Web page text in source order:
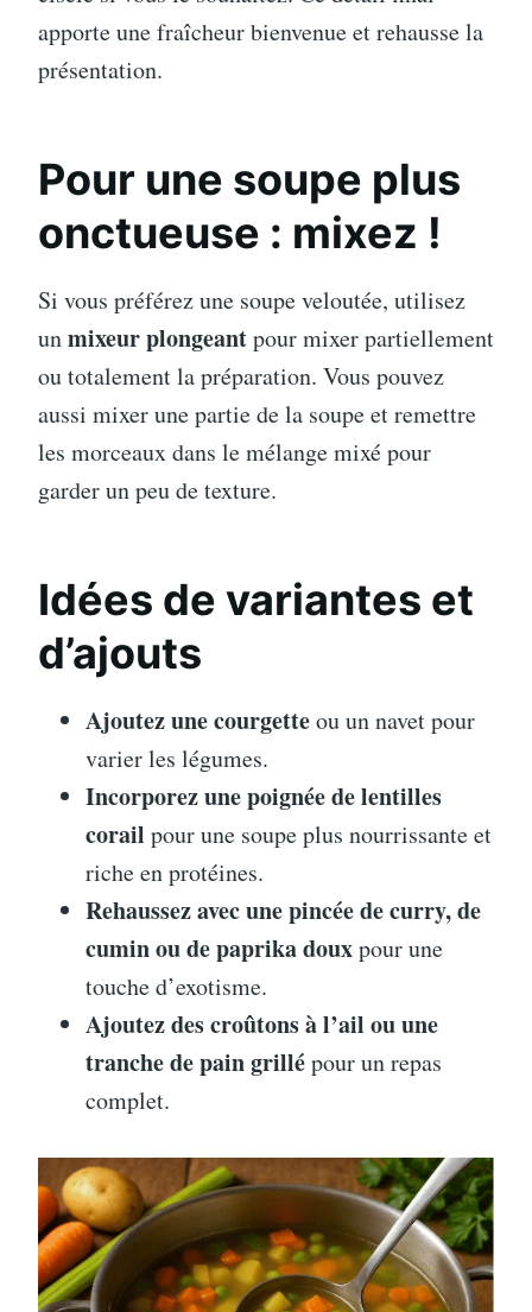
apporte une fraîcheur bienvenue et rehausse la
présentation.
Pour une soupe plus
onctueuse : mixez !
Si vous préférez une soupe veloutée, utilisez
unmixeur plongeantpour mixer partiellement
ou totalement la préparation. Vous pouvez
aussi mixer une partie de la soupe et remettre
les morceaux dans le mélange mixé pour
garder un peu de texture.
Idées de variantes et
d’ajouts
Ajoutez une courgetteou un navet pour
varier les légumes.
Incorporez une poignée de lentilles
corail pour une soupe plus nourrissante et
riche en protéines.
Rehaussez avec une pincée de curry, de
cumin ou de paprika douxpour une
touche d’exotisme.
Ajoutez des croûtons à l’ail ou une
tranche de pain grillépour un repas
complet.